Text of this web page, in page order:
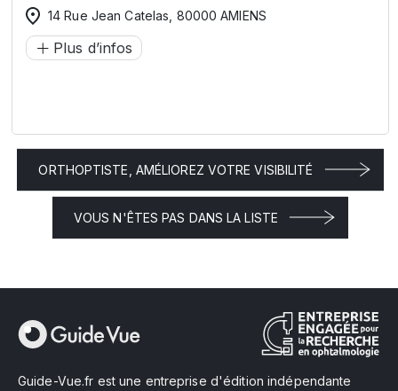
14 Rue Jean Catelas, 80000 AMIENS
Plus d’infos
ORTHOPTISTE, AMÉLIOREZ VOTRE VISIBILITÉ
VOUS N'ÊTES PAS DANS LA LISTE
Guide-Vue.fr est une entreprise d'édition indépendante